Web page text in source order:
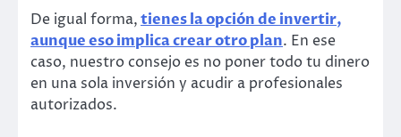
De igual forma,tienes la opción de invertir,
aunque eso implica crear otro plan. En ese
caso, nuestro consejo es no poner todo tu dinero
en una sola inversión y acudir a profesionales
autorizados.